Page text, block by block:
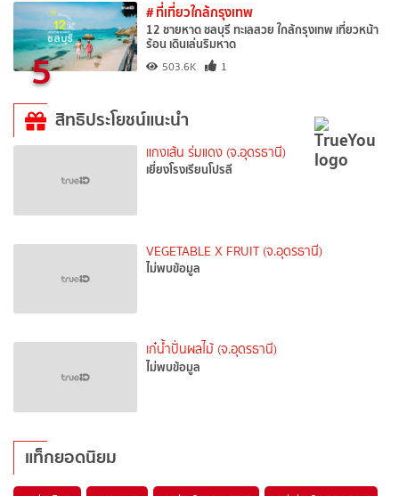
5
# ที่เที่ยวใกล้กรุงเทพ
12 ชายหาด ชลบุรี ทะเลสวย ใกล้กรุงเทพ เที่ยวหน้า
ร้อน เดินเล่นริมหาด
503.6K 1
สิทธิประโยชน์แนะนำ
แกงเส้น ร่มแดง (จ.อุดรธานี)
เยี่ยงโรงเรียนโปรลี
VEGETABLE X FRUIT (จ.อุดรธานี)
ไม่พบข้อมูล
เก๋น้ำปั่นผลไม้ (จ.อุดรธานี)
ไม่พบข้อมูล
แท็กยอดนิยม